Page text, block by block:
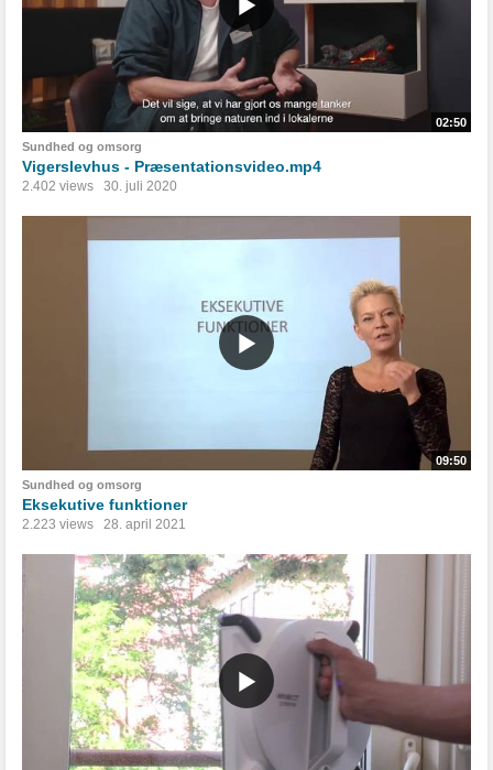
02:50
Sundhed og omsorg
Vigerslevhus - Præsentationsvideo.mp4
2.402 views 30. juli 2020
09:50
Sundhed og omsorg
Eksekutive funktioner
2.223 views 28. april 2021